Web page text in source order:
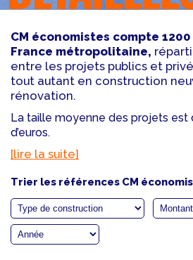
CM économistes compte
France métropolitaine,
entre les projets publics et
tout autant en construction
rénovation.
La taille moyenne des projets est
d’euros.
[lire la suite]
Trier les références CM